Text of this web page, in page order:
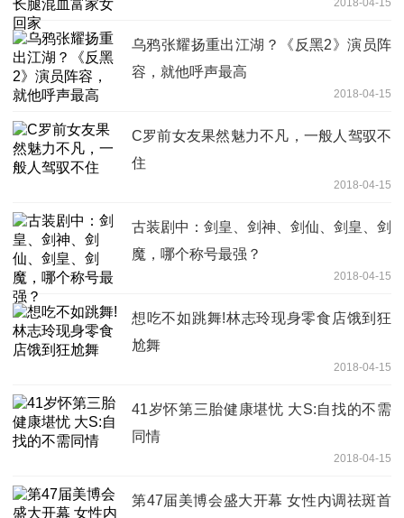
乌鸦张耀扬重出江湖？《反黑2》演员阵
容，就他呼声最高
2018-04-15
C罗前女友果然魅力不凡，一般人驾驭不
住
2018-04-15
古装剧中：剑皇、剑神、剑仙、剑皇、剑
魔，哪个称号最强？
2018-04-15
想吃不如跳舞!林志玲现身零食店饿到狂
尬舞
2018-04-15
41岁怀第三胎健康堪忧 大S:自找的不需
同情
2018-04-15
第47届美博会盛大开幕 女性内调祛斑首